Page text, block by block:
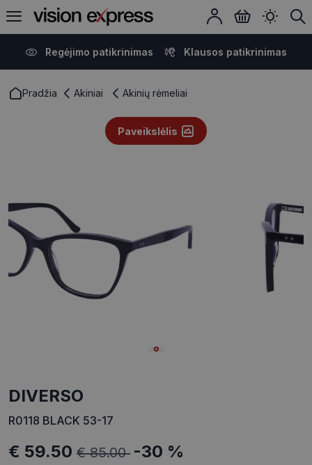
Regėjimo patikrinimas Klausos patikrinimas
Pradžia Akiniai Akinių rėmeliai
Paveikslėlis
DIVERSO
R0118 BLACK 53-17
€ 59.50 € 85.00 -30 %